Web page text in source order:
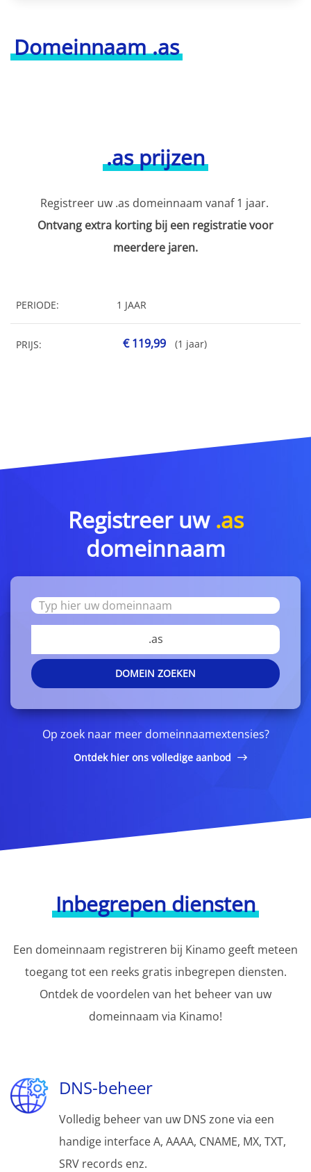
Domeinnaam .as
.as prijzen
Registreer uw .as domeinnaam vanaf 1 jaar.
Ontvang extra korting bij een registratie voor
meerdere jaren.
PERIODE: 1 JAAR
PRIJS: € 119,99 (1 jaar)
Registreer uw .as
domeinnaam
.as
DOMEIN ZOEKEN
Op zoek naar meer domeinnaamextensies?
Ontdek hier ons volledige aanbod
Inbegrepen diensten
Een domeinnaam registreren bij Kinamo geeft meteen
toegang tot een reeks gratis inbegrepen diensten.
Ontdek de voordelen van het beheer van uw
domeinnaam via Kinamo!
DNS-beheer
Volledig beheer van uw DNS zone via een
handige interface A, AAAA, CNAME, MX, TXT,
SRV records enz.